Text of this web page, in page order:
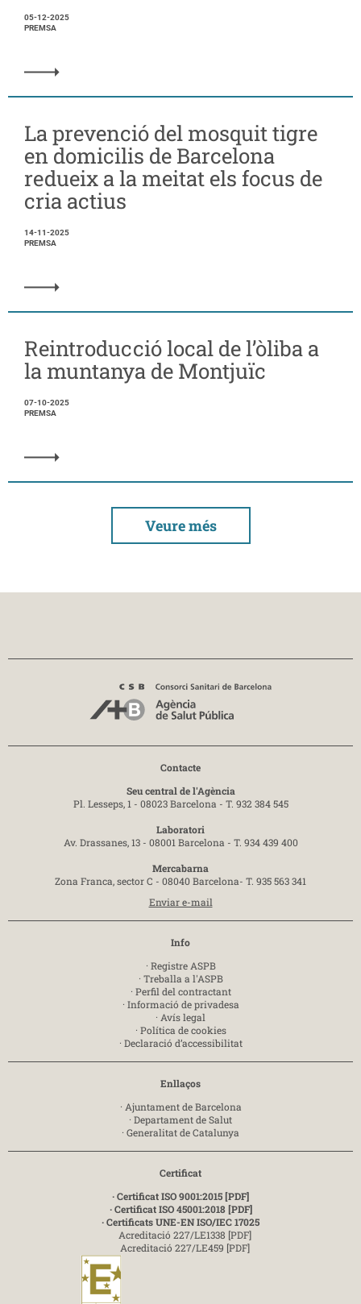
05-12-2025
PREMSA
La prevenció del mosquit tigre
en domicilis de Barcelona
redueix a la meitat els focus de
cria actius
14-11-2025
PREMSA
Reintroducció local de l’òliba a
la muntanya de Montjuïc
07-10-2025
PREMSA
Veure més
Contacte
Seu central de l'Agència
Pl. Lesseps, 1 - 08023 Barcelona - T. 932 384 545
Laboratori
Av. Drassanes, 13 - 08001 Barcelona - T. 934 439 400
Mercabarna
Zona Franca, sector C - 08040 Barcelona- T. 935 563 341
Enviar e-mail
Info
· Registre ASPB
· Treballa a l'ASPB
· Perfil del contractant
· Informació de privadesa
· Avís legal
· Política de cookies
· Declaració d’accessibilitat
Enllaços
· Ajuntament de Barcelona
· Departament de Salut
· Generalitat de Catalunya
Certificat
· Certificat ISO 9001:2015 [PDF]
· Certificat ISO 45001:2018 [PDF]
· Certificats UNE-EN ISO/IEC 17025
Acreditació 227/LE1338 [PDF]
Acreditació 227/LE459 [PDF]